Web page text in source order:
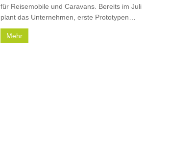
für Reisemobile und Caravans. Bereits im Juli
plant das Unternehmen, erste Prototypen…
Mehr